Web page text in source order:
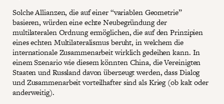
Solche Allianzen, die auf einer “variablen Geometrie”
basieren, würden eine echte Neubegründung der
multilateralen Ordnung ermöglichen, die auf den Prinzipien
eines echten Multilateralismus beruht, in welchem die
internationale Zusammenarbeit wirklich gedeihen kann. In
einem Szenario wie diesem könnten China, die Vereinigten
Staaten und Russland davon überzeugt werden, dass Dialog
und Zusammenarbeit vorteilhafter sind als Krieg (ob kalt oder
anderweitig).